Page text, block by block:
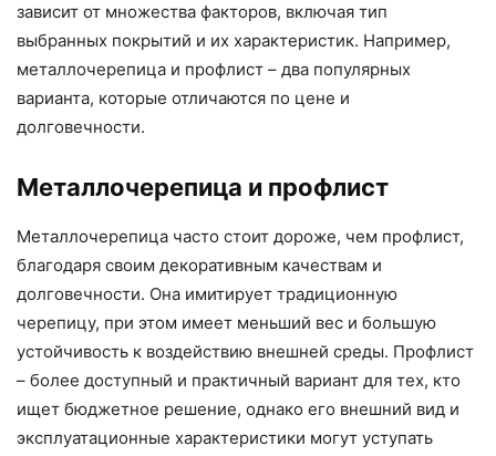
зависит от множества факторов, включая тип
выбранных покрытий и их характеристик. Например,
металлочерепица и профлист – два популярных
варианта, которые отличаются по цене и
долговечности.
Металлочерепица и профлист
Металлочерепица часто стоит дороже, чем профлист,
благодаря своим декоративным качествам и
долговечности. Она имитирует традиционную
черепицу, при этом имеет меньший вес и большую
устойчивость к воздействию внешней среды. Профлист
– более доступный и практичный вариант для тех, кто
ищет бюджетное решение, однако его внешний вид и
эксплуатационные характеристики могут уступать